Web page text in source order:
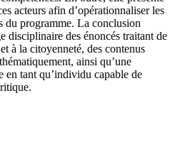
acteurs afin d’opérationnaliser les
du programme. La conclusion
disciplinaire des énoncés traitant de
à la citoyenneté, des contenus
ainsi qu’une
en tant qu’individu capable de